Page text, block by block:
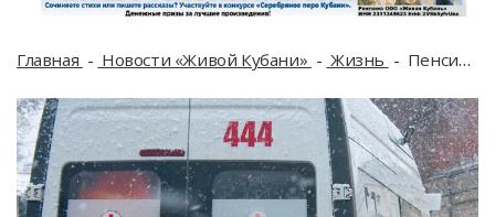
Главная Новости «Живой Кубани» Жизнь Пенсионерку, пропавшую накануне в станице Стародеревянковской на Кубани, нашли без сознания у реки